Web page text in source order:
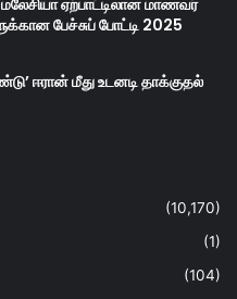
ஏற்பாட்டிலான மாணவர்
பேச்சுப் போட்டி 2025
ஈரான் மீது உடனடி தாக்குதல்
(10,170)
(1)
(104)